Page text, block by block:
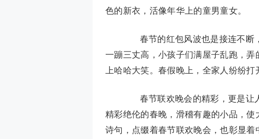
色的新衣，活像年华上的童男童女。
春节的红包风波也是接连不断
一蹦三丈高，小孩子们满屋子乱跑，
上哈哈大笑。春假晚上，全家人纷纷
春节联欢晚会的精彩，更是让
精彩绝伦的春晚，滑稽有趣的小品，
诗句，点缀着春节联欢晚会，也彰显